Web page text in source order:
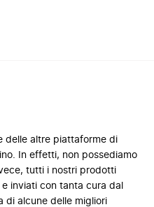
delle altre piattaforme di
In effetti, non possediamo
tutti i nostri prodotti
inviati con tanta cura dal
di alcune delle migliori